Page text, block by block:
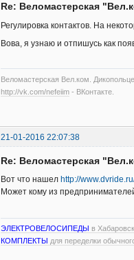
Re: Веломастерская
Регулировка контактов. На
Вова, я узнаю и отпишусь как
Веломастерская Вел.ком.
http://vk.com/nefeiim - ВКонтакте.
21-01-2016 22:07:38
Re: Веломастерская
Вот что нашелhttp://
Может кому из
ЭЛЕКТРОВЕЛОСИПЕДЫ в
КОМПЛЕКТЫ для переделки